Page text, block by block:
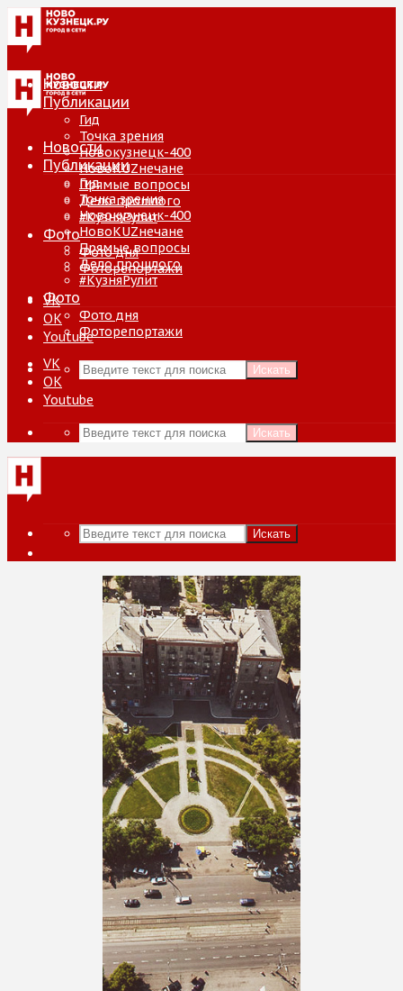
Новости
Публикации
Гид
Точка зрения
Новокузнецк-400
НовоKUZнечане
Прямые вопросы
Дело прошлого
#КузняРулит
Фото
Фото дня
Фоторепортажи
VK
ОК
Youtube
Искать
Новости
Публикации
Гид
Точка зрения
Новокузнецк-400
НовоKUZнечане
Прямые вопросы
Дело прошлого
#КузняРулит
Фото
Фото дня
Фоторепортажи
VK
ОК
Youtube
Искать
Искать